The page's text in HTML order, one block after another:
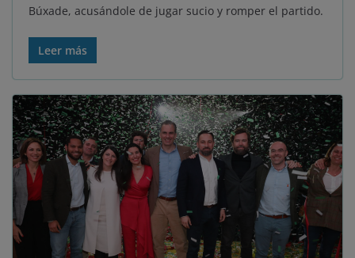
Búxade, acusándole de jugar sucio y romper el partido.
Leer más